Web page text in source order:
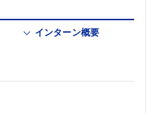
インターン概要